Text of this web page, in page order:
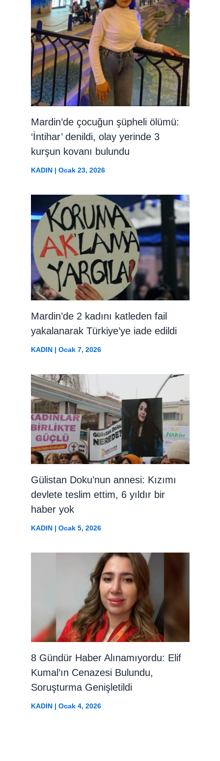
Mardin’de çocuğun şüpheli ölümü:
‘İntihar’ denildi, olay yerinde 3
kurşun kovanı bulundu
KADIN| Ocak 23, 2026
Mardin’de 2 kadını katleden fail
yakalanarak Türkiye’ye iade edildi
KADIN| Ocak 7, 2026
Gülistan Doku’nun annesi: Kızımı
devlete teslim ettim, 6 yıldır bir
haber yok
KADIN| Ocak 5, 2026
8 Gündür Haber Alınamıyordu: Elif
Kumal’ın Cenazesi Bulundu,
Soruşturma Genişletildi
KADIN| Ocak 4, 2026